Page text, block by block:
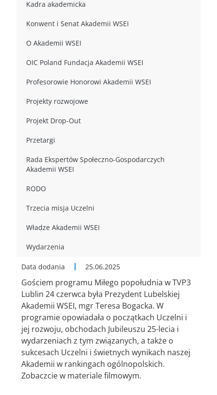
Kadra akademicka
Konwent i Senat Akademii WSEI
O Akademii WSEI
OIC Poland Fundacja Akademii WSEI
Profesorowie Honorowi Akademii WSEI
Projekty rozwojowe
Projekt Drop-Out
Przetargi
Rada Ekspertów Społeczno-Gospodarczych
Akademii WSEI
RODO
Trzecia misja Uczelni
Władze Akademii WSEI
Wydarzenia
Data dodania 25.06.2025
Gościem programu Miłego popołudnia w TVP3
Lublin 24 czerwca była Prezydent Lubelskiej
Akademii WSEI, mgr Teresa Bogacka. W
programie opowiadała o początkach Uczelni i
jej rozwoju, obchodach Jubileuszu 25-lecia i
wydarzeniach z tym związanych, a także o
sukcesach Uczelni i świetnych wynikach naszej
Akademii w rankingach ogólnopolskich.
Zobaczcie w materiale filmowym.